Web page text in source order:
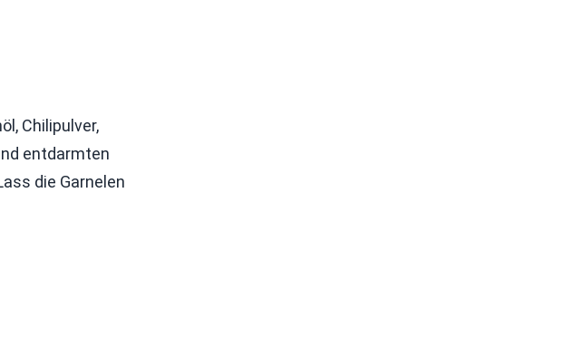
Chilipulver,
entdarmten
die Garnelen